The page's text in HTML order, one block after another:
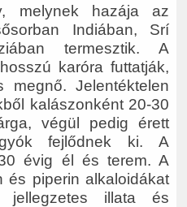
melynek hazája az
Indiában, Srí
termesztik. A
karóra futtatják,
Jelentéktelen
kalászonként 20-30
végül pedig érett
fejlődnek ki. A
évig él és terem. A
és piperin alkaloidákat
jellegzetes illata és